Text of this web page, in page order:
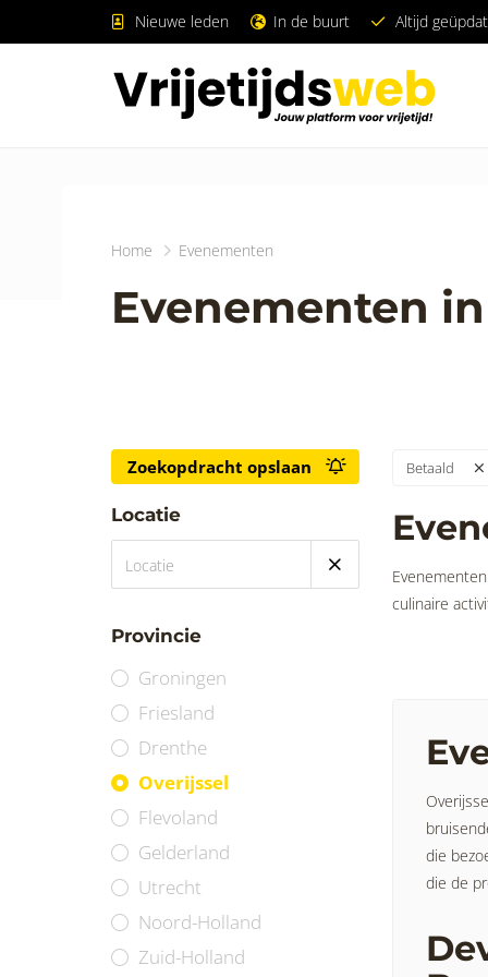
Home Evenementen
Evenementen
Zoekopdracht opslaan
Locatie
Provincie
Groningen
Friesland
Drenthe
Overijssel
Flevoland
Gelderland
Utrecht
Noord-Holland
Zuid-Holland
Betaald
culinaire
die
die de
Nieuwe leden In de buurt Altijd